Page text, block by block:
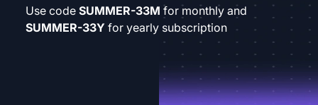
Use code SUMMER-33M for monthly and
SUMMER-33Y for yearly subscription